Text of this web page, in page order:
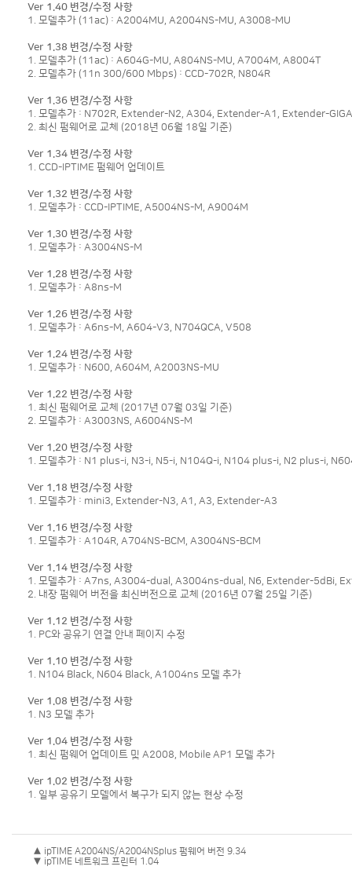
Ver 1.40 변경/수정 사항
1. 모델추가 (11ac) : A2004MU, A2004NS-MU, A3008-MU
Ver 1.38 변경/수정 사항
1. 모델추가 (11ac) : A604G-MU, A804NS-MU, A7004M, A8004T
2. 모델추가 (11n 300/600 Mbps) : CCD-702R, N804R
Ver 1.36 변경/수정 사항
1. 모델추가 : N702R, Extender-N2, A304, Extender-A1, Extender-GIGA
2. 최신 펌웨어로 교체 (2018년 06월 18일 기준)
Ver 1.34 변경/수정 사항
1. CCD-IPTIME 펌웨어 업데이트
Ver 1.32 변경/수정 사항
1. 모델추가 : CCD-IPTIME, A5004NS-M, A9004M
Ver 1.30 변경/수정 사항
1. 모델추가 : A3004NS-M
Ver 1.28 변경/수정 사항
1. 모델추가 : A8ns-M
Ver 1.26 변경/수정 사항
1. 모델추가 : A6ns-M, A604-V3, N704QCA, V508
Ver 1.24 변경/수정 사항
1. 모델추가 : N600, A604M, A2003NS-MU
Ver 1.22 변경/수정 사항
1. 최신 펌웨어로 교체 (2017년 07월 03일 기준)
2. 모델추가 : A3003NS, A6004NS-M
Ver 1.20 변경/수정 사항
1. 모델추가 : N1 plus-i, N3-i, N5-i, N104Q-i, N104 plus-i, N2 plus-i,
Ver 1.18 변경/수정 사항
1. 모델추가 : mini3, Extender-N3, A1, A3, Extender-A3
Ver 1.16 변경/수정 사항
1. 모델추가 : A104R, A704NS-BCM, A3004NS-BCM
Ver 1.14 변경/수정 사항
1. 모델추가 : A7ns, A3004-dual, A3004ns-dual, N6, Extender-5dBi,
2. 내장 펌웨어 버전을 최신버전으로 교체 (2016년 07월 25일 기준)
Ver 1.12 변경/수정 사항
1. PC와 공유기 연결 안내 페이지 수정
Ver 1.10 변경/수정 사항
1. N104 Black, N604 Black, A1004ns 모델 추가
Ver 1.08 변경/수정 사항
1. N3 모델 추가
Ver 1.04 변경/수정 사항
1. 최신 펌웨어 업데이트 및 A2008, Mobile AP1 모델 추가
Ver 1.02 변경/수정 사항
1. 일부 공유기 모델에서 복구가 되지 않는 현상 수정
▲ ipTIME A2004NS/A2004NSplus 펌웨어 버전 9.34
▼ ipTIME 네트워크 프린터 1.04